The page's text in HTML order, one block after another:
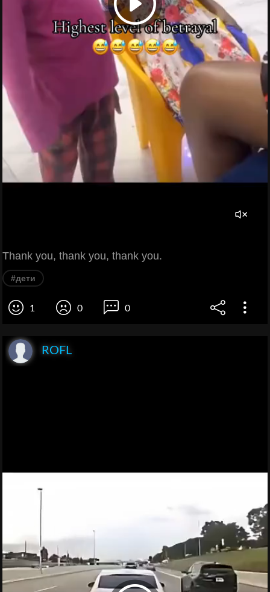
Thank you, thank you, thank you.
#дети
1 0 0
ROFL